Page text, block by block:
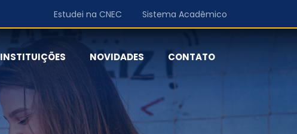
Estudei na CNEC Sistema Acadêmico
INSTITUIÇÕES NOVIDADES CONTATO